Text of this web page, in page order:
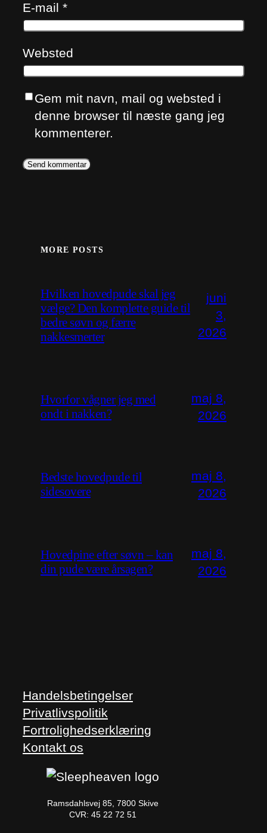
E-mail *
Websted
Gem mit navn, mail og websted i
denne browser til næste gang jeg
kommenterer.
MORE POSTS
Hvilken hovedpude skal jeg
vælge? Den komplette guide til
bedre søvn og færre
nakkesmerter
juni
3,
2026
Hvorfor vågner jeg med
ondt i nakken?
maj 8,
2026
Bedste hovedpude til
sidesovere
maj 8,
2026
Hovedpine efter søvn – kan
din pude være årsagen?
maj 8,
2026
Handelsbetingelser
Privatlivspolitik
Fortrolighedserklæring
Kontakt os
Ramsdahlsvej 85, 7800 Skive
CVR: 45 22 72 51